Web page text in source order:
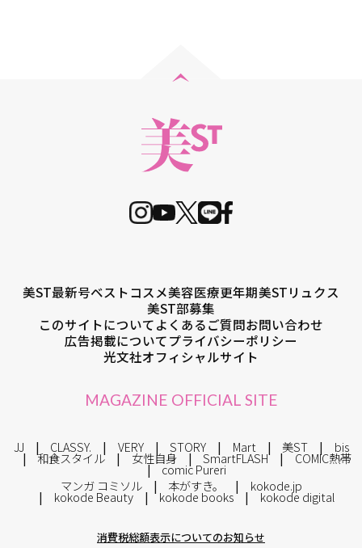
美ST最新号ベストコスメ美容医療更年期美STリュクス
美ST部募集
このサイトについてよくあるご質問お問い合わせ
広告掲載についてプライバシーポリシー
光文社オフィシャルサイト
MAGAZINE OFFICIAL SITE
JJ CLASSY. VERY STORY Mart 美ST bis
和食スタイル 女性自身 SmartFLASH COMIC熱帯
comic Pureri
マンガ コミソル
本がすき。 kokode.jp
kokode Beauty kokode books kokode digital
消費税総額表示についてのお知らせ